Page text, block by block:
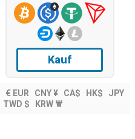
Kauf
€ EUR CNY ¥ CA$ HK$
JPY
TWD $ KRW ₩